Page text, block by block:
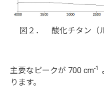
図２． 酸化チタン（
主要なピークが 700 cm-1
ります。